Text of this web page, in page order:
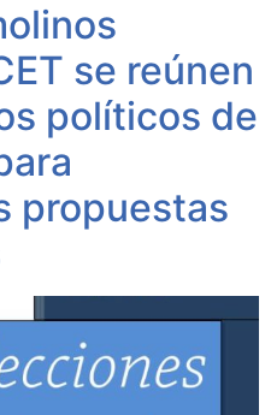
se reúnen
políticos de
propuestas